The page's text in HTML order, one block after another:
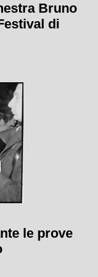
Bruno
di
le prove